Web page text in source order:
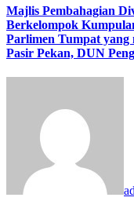
Majlis Pembahagian
Berkelompok
Parlimen Tumpat
Pasir Pekan, DUN